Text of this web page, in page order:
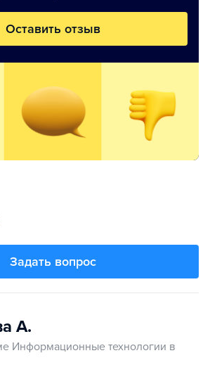
Оставить отзыв
Задать вопрос
А.
Информационные технологии в